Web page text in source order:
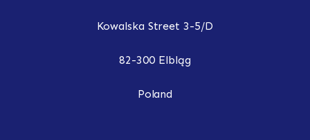
Kowalska Street 3-5/D
82-300 Elbląg
Poland